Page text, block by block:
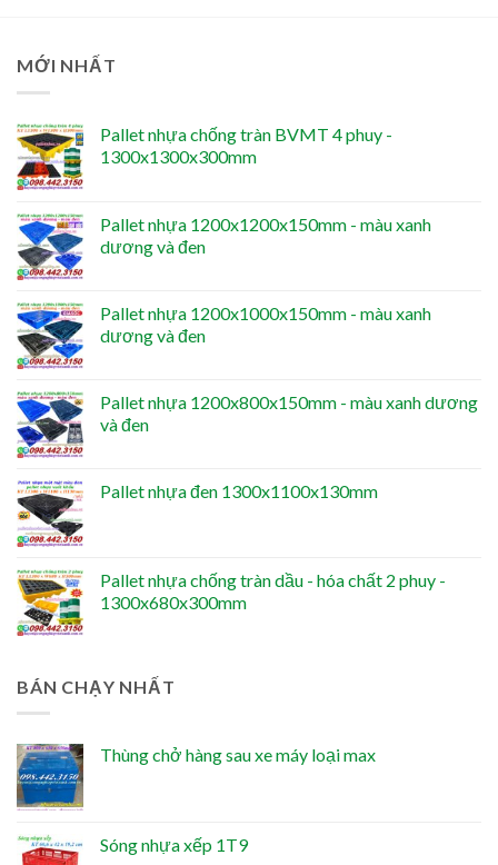
MỚI NHẤT
Pallet nhựa chống tràn BVMT 4 phuy -
1300x1300x300mm
Pallet nhựa 1200x1200x150mm - màu xanh
dương và đen
Pallet nhựa 1200x1000x150mm - màu xanh
dương và đen
Pallet nhựa 1200x800x150mm - màu xanh dương
và đen
Pallet nhựa đen 1300x1100x130mm
Pallet nhựa chống tràn dầu - hóa chất 2 phuy -
1300x680x300mm
BÁN CHẠY NHẤT
Thùng chở hàng sau xe máy loại max
Sóng nhựa xếp 1T9